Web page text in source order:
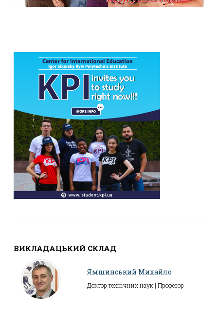
ВИКЛАДАЦЬКИЙ СКЛАД
Ямшинський Михайло
Доктор технічних наук | Професор